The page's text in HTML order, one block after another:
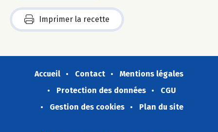
Imprimer la recette
Accueil Contact
Mentions légales
Protection des données
CGU
Gestion des cookies
Plan du site